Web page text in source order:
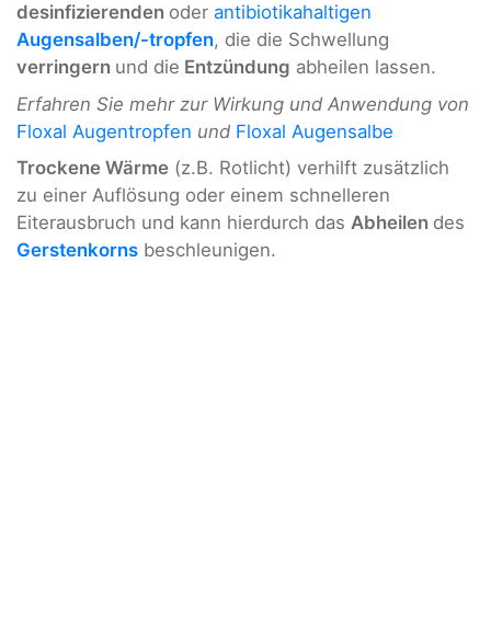
desinfizierenden oder antibiotikahaltigen
Augensalben/-tropfen, die die Schwellung
verringern und die Entzündung abheilen lassen.
Erfahren Sie mehr zur Wirkung und Anwendung von
Floxal Augentropfen und Floxal Augensalbe
Trockene Wärme (z.B. Rotlicht) verhilft zusätzlich
zu einer Auflösung oder einem schnelleren
Eiterausbruch und kann hierdurch das Abheilen des
Gerstenkorns beschleunigen.